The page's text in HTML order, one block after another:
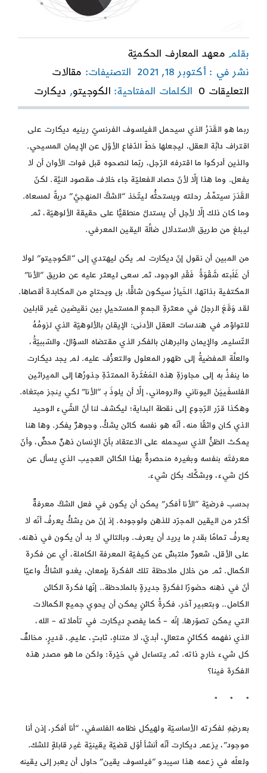
بقلم معهد المعارف الحكميّة
نشر في : أكتوبر 18, 2021
التصنيفات: مقالات
التعليقات 0
on
ضلالات
“الكوجيتو”
الكلمات المفتاحية: الكوجيتو, ديكارت
ربما هو القَدَرُ الذي سيحمل الفيلسوف الفرنسيّ رينيه ديكارت على
اقتراف دابَّة العقل، ليجعلها خطّ الدّفاع الأوّل عن الإيمان المسيحي.
والذين أدركوا ما اقترفه الرّجل، ربّما لنصحوه قبل فوات الأوان أن لا
يفعل. وما هذا إلّا لأنّ حصاد الفعليّة جاء خلاف مقصود النيَّة. لكنّ
القَدَرَ سيتمِّمُ رحلته ويستحثُّه ليتّخذ “الشكَّ المنهجيَّ” دربةً لمسعاه.
وما كان ذلك إلّا لأجل أن يستدلَّ منطقيًّا على حقيقة الألوهيّة، ثم
ليبلغ من طريق الاستدلال ضالَّة اليقين المعرفي.
من المبين أن نقول إنّ ديكارت لم يكن ليهتدي إلى “الكوجيتو” لولا
أن غَلَبته شَقْوَةُ فَقْدِ الوجود، ثم سعى ليعثر عليه عن طريق “الأنا”
المكتفية بذاتها. الخَيارُ سيكون شاقًّا، بل ويحتاج من المكابدة أقصاها.
لقد وَقَعَ الرجلُ في معثرةِ الجمعِ المستحيلِ بين نقيضين غير قابلين
للتواؤم في هندسات العقل الأدنى: الإيقان بالألوهيّة الذي لزومُهُ
التّسليم والإيمان والبرهان بالفكر الذي مقتضاه السؤالُ، والسّببيّةُ،
والعلَّة المفضيةُ إلى ظهور المعلول والتعرُّف عليه. لم يجد ديكارت
ما ينفذُ به إلى مجاوزةِ هذه المَعْثَرة الممتدّةِ جذورُها إلى الميراثين
الفلسفَييَنْ اليوناني والروماني، إلّا أن يلوذَ بـ “الأنا” لكي ينجز مبتغاه.
وهكذا قرّر الرّجوع إلى نقطة البداية؛ ليكشف لنا أنّ الشّيء الوحيد
الذي كان واثقًا منه، أنّه هو نفسه كائن يشكُّ، وجوهرٌ يفكر. وها هنا
يمكث الظنُّ الذي سيحمله على الاعتقاد بأنّ الإنسان ذهنٌ محضٌ، وأنّ
معرفتَه بنفسه وبغيره منحصرةٌ بهذا الكائن العجيب الذي يسأل عن
كلّ شيء، ويشكِّك بكلّ شيء.
بحسب فرضيّة “الأنا أفكر” يمكن أن يكون في فعل الشكّ معرفةٌ
أكثر من اليقين المجرّد للذهن ولوجوده. إذ إنّ من يشكُّ يعرفُ أنّه لا
يعرفُ تمامًا بقدرِ ما يريد أن يعرف. وبالتالي لا بد أن يكون في ذهنه،
على الأقل، شعورٌ ملتبسٌ عن كيفيّة المعرفة الكاملة، أي عن فكرة
الكمال. ثم من خلال ملاحظة تلك الفكرة بإمعان، يغدو الشاكُّ واعيًا
أنّ في ذهنه حضورًا لفكرةٍ جديرةٍ بالملاحظة.. إنّها فكرة الكائن
الكامل.. وبتعبير آخر، فكرةُ كائنٍ يمكن أن يحوي جميع الكمالات
التي يمكن تصوّرها. إنّه – كما يفصح ديكارت في تأملاته – الله،
الذي نفهمه ككائنٍ متعالٍ، أبديّ، لا متناهٍ، ثابتٍ، عليمٍ، قديرٍ، مخالفٌ
كل شيء خارج ذاته. ثم يتساءل في حَيْرة: ولكن ما هو مصدر هذه
الفكرة فينا؟
* * *
بعرضِهِ لفكرته الأساسيّة ولهيكل نظامه الفلسفي، “أنا أفكر، إذن أنا
موجود”، يزعم ديكارت أنّه أنشأ أوّل قضيّة يقينيّة غير قابلةٍ للشك.
ولعلّه في زعمه هذا سيبدو “فيلسوف يقين” حاول أن يعبر إلى يقينه